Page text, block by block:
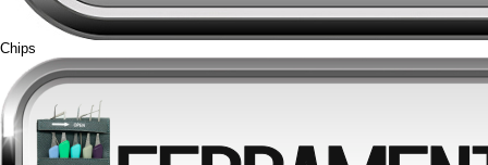
Chips